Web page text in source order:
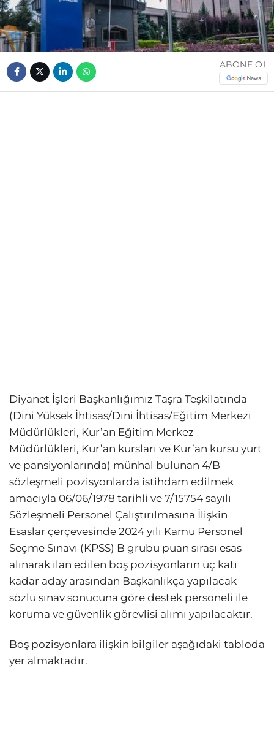
ABONE OL
Diyanet İşleri Başkanlığımız Taşra Teşkilatında
(Dini Yüksek İhtisas/Dini İhtisas/Eğitim Merkezi
Müdürlükleri, Kur’an Eğitim Merkez
Müdürlükleri, Kur’an kursları ve Kur’an kursu yurt
ve pansiyonlarında) münhal bulunan 4/B
sözleşmeli pozisyonlarda istihdam edilmek
amacıyla 06/06/1978 tarihli ve 7/15754 sayılı
Sözleşmeli Personel Çalıştırılmasına İlişkin
Esaslar çerçevesinde 2024 yılı Kamu Personel
Seçme Sınavı (KPSS) B grubu puan sırası esas
alınarak ilan edilen boş pozisyonların üç katı
kadar aday arasından Başkanlıkça yapılacak
sözlü sınav sonucuna göre destek personeli ile
koruma ve güvenlik görevlisi alımı yapılacaktır.
Boş pozisyonlara ilişkin bilgiler aşağıdaki tabloda
yer almaktadır.